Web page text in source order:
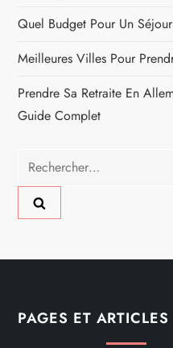
Quel Budget Pour Un
Meilleures Villes Pour
Prendre Sa Retraite En
Guide Complet
Rechercher :
PAGES ET